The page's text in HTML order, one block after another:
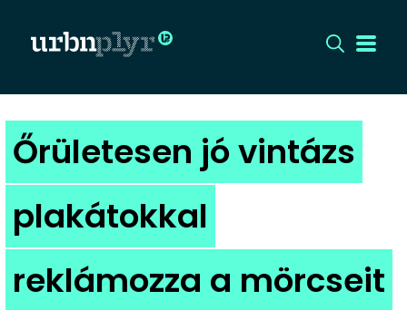
CÍMLAP
DIZÁJN
DIVAT
HIP
Őrületesen jó vintázs
plakátokkal
reklámozza a mörcseit